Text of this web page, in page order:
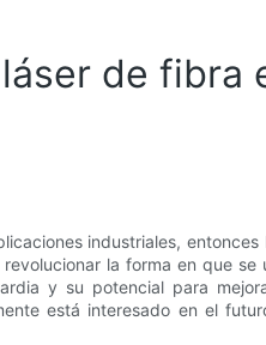
de fibra
industriales,
la forma en que se
y su potencial para
está interesado en el